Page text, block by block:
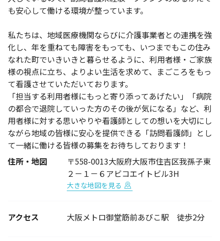
も安心して働ける環境が整っています。
私たちは、地域医療機関ならびに介護事業者との連携を強
化し、年を重ねても障害をもっても、いつまでもこの住み
なれた町でいきいきと暮らせるように、利用者様・ご家族
様の視点に立ち、よりよい生活を求めて、まごころをもっ
て看護させていただいております。
「担当する利用者様にもっと寄り添ってあげたい」「病院
の都合で退院していった方のその後が気になる」など、利
用者様に対する思いやりや看護師としての想いを大切にし
ながら地域の皆様に安心を提供できる「訪問看護師」とし
て一緒に働ける皆様の募集をお待ちしております！
住所・地図
〒558-0013大阪府大阪市住吉区我孫子東
２－１－６アビコエイトビル3H
大きな地図を見る
アクセス 大阪メトロ御堂筋前あびこ駅 徒歩2分